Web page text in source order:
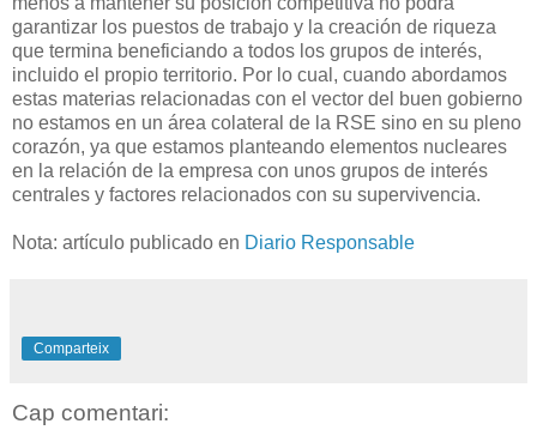
garantizar los puestos de trabajo y la creación de riqueza
que termina beneficiando a todos los grupos de interés,
incluido el propio territorio. Por lo cual, cuando abordamos
estas materias relacionadas con el vector del buen gobierno
no estamos en un área colateral de la RSE sino en su pleno
corazón, ya que estamos planteando elementos nucleares
en la relación de la empresa con unos grupos de interés
centrales y factores relacionados con su supervivencia.
Nota: artículo publicado en Diario Responsable
Comparteix
Cap comentari: